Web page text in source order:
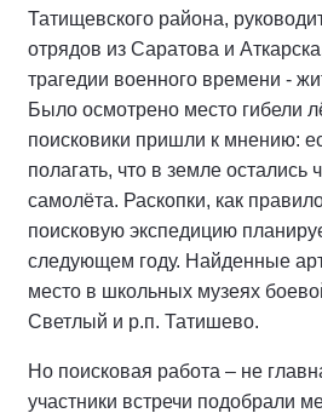
Татищевского района,
отрядов из Саратова и
трагедии военного времени -
Было осмотрено место гибели
поисковики пришли к мнению:
полагать, что в земле остались
самолёта. Раскопки, как
поисковую экспедицию
следующем году. Найденные
место в школьных музеях
Светлый и р.п. Татишево.
Но поисковая работа – не
участники встречи подобрали